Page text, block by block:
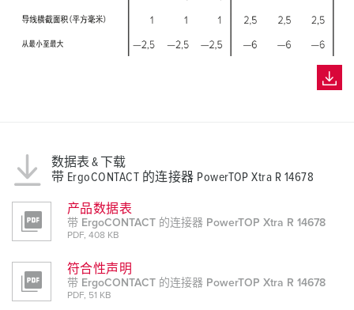
数据表 & 下载
带 ErgoCONTACT 的连接器 PowerTOP Xtra R 14678
产品数据表
带 ErgoCONTACT 的连接器 PowerTOP Xtra R 14678
PDF, 408 KB
符合性声明
带 ErgoCONTACT 的连接器 PowerTOP Xtra R 14678
PDF, 51 KB